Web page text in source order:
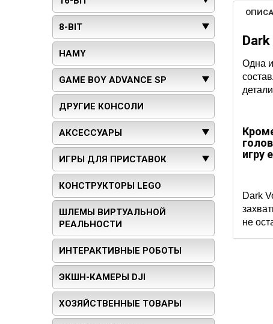
8-BIT
HAMY
GAME BOY ADVANCE SP
ДРУГИЕ КОНСОЛИ
АКСЕССУАРЫ
ИГРЫ ДЛЯ ПРИСТАВОК
КОНСТРУКТОРЫ LEGO
ШЛЕМЫ ВИРТУАЛЬНОЙ
РЕАЛЬНОСТИ
ИНТЕРАКТИВНЫЕ РОБОТЫ
ЭКШН-КАМЕРЫ DJI
ХОЗЯЙСТВЕННЫЕ ТОВАРЫ
Одна
игру
Dark
не